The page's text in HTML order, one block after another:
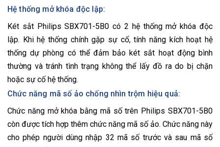
Hệ thống mở khóa độc lập:
Két sắt Philips SBX701-5B0 có 2 hệ thống mở khóa độc
lập. Khi hệ thống chính gặp sự cố, tính năng kích hoạt hệ
thống dự phòng có thể đảm bảo két sắt hoạt động bình
thường và tránh tình trạng không thể lấy đồ ra do bị chặn
hoặc sự cố hệ thống.
Chức năng mã số ảo chống nhìn trộm hiệu quả:
Chức năng mở khóa bằng mã số trên Philips SBX701-5B0
còn được tích hợp thêm chức năng mã số ảo. Chức năng này
cho phép người dùng nhập 32 mã số trước và sau mã số